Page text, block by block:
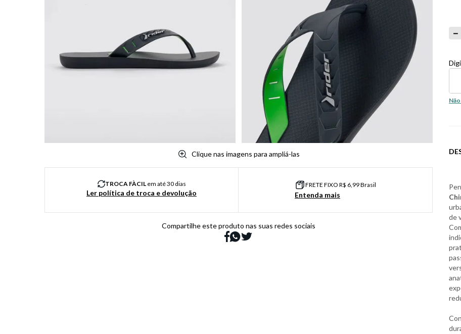
Clique nas imagens para ampliá-las
TROCA FÀCILem até 30 dias
Ler política de troca e devolução
FRETE FIXO R$ 6,99 Brasil
Entenda mais
Compartilhe este produto nas suas redes sociais
－
de